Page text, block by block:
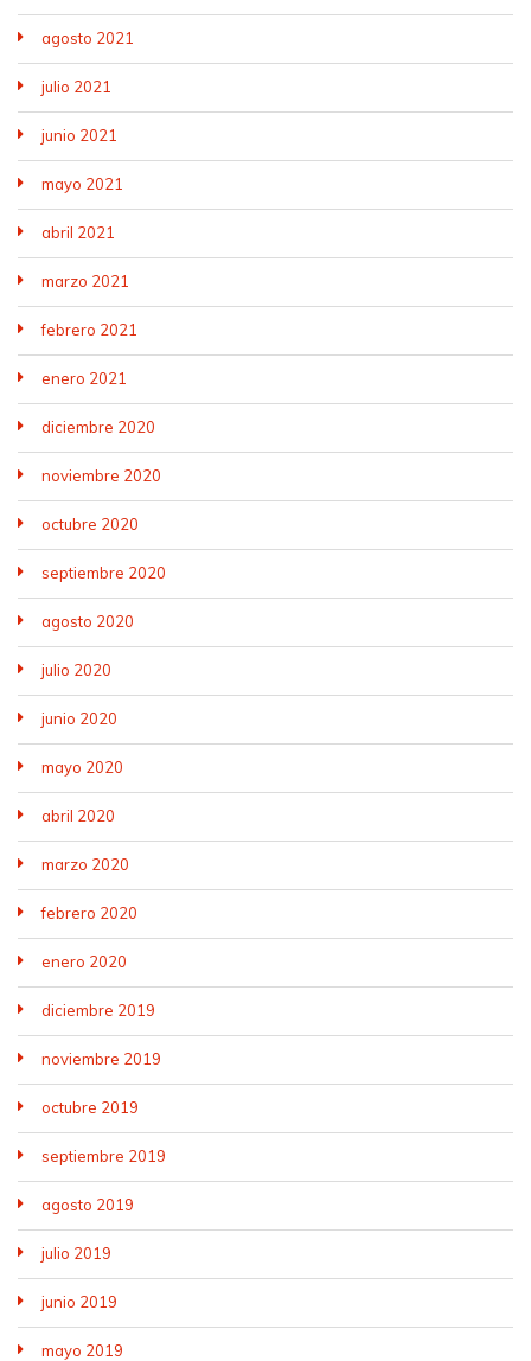
agosto 2021
julio 2021
junio 2021
mayo 2021
abril 2021
marzo 2021
febrero 2021
enero 2021
diciembre 2020
noviembre 2020
octubre 2020
septiembre 2020
agosto 2020
julio 2020
junio 2020
mayo 2020
abril 2020
marzo 2020
febrero 2020
enero 2020
diciembre 2019
noviembre 2019
octubre 2019
septiembre 2019
agosto 2019
julio 2019
junio 2019
mayo 2019